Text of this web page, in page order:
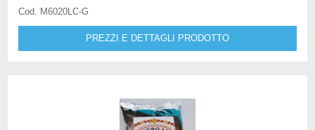
Cod. M6020LC-G
PREZZI E DETTAGLI PRODOTTO